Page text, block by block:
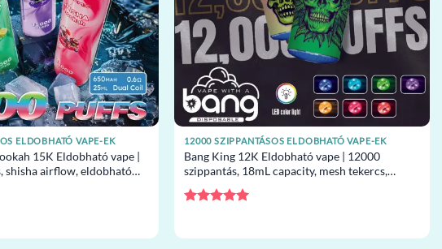
ELDOBHATÓ VAPE-EK
15K Eldobható vape |
shisha airflow, eldobható
12000 SZIPPANTÁSOS ELDOBHATÓ VAPE-EK
Bang King 12K Eldobható vape | 12000
szippantás, 18mL capacity, mesh tekercs,
eldobható vape nagykereskedelem